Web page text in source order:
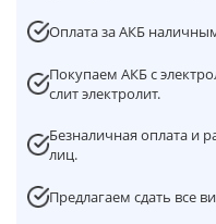
Оплата за АКБ
Покупаем АКБ с
слит электролит.
Безналичная оплата и
лиц.
Предлагаем сдать все